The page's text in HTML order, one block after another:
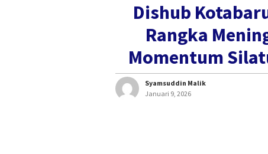
Dishub
Rangka
Momentum
Syamsuddin Malik
Januari 9, 2026